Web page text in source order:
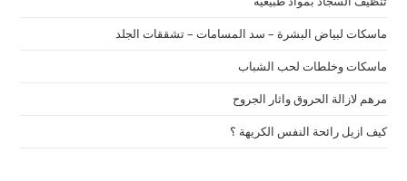
ماسكات لبياض البشرة – سد المسامات – تشققات الجلد
ماسكات وخلطات لحب الشباب
مرهم لازالة الحروق واثار الجروح
كيف ازيل رائحة النفس الكريهة ؟